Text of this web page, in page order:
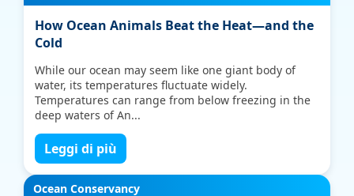
How Ocean Animals Beat the Heat—and the
Cold
While our ocean may seem like one giant body of
water, its temperatures fluctuate widely.
Temperatures can range from below freezing in the
deep waters of An...
Leggi di più
Ocean Conservancy